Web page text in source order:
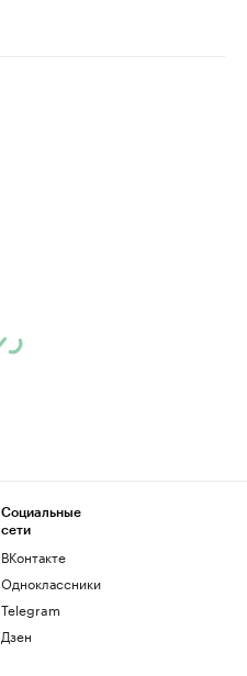
Социальные
сети
ВКонтакте
Одноклассники
Telegram
Дзен